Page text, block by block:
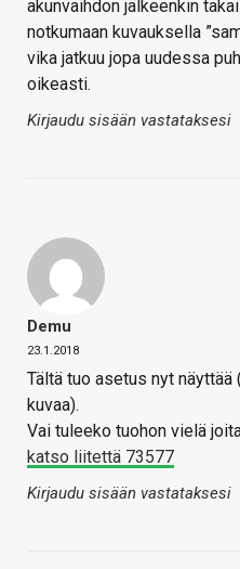
akunvaihdon jälkeenkin
notkumaan kuvauksella
vika jatkuu jopa uudessa
oikeasti.
Kirjaudu sisään vastataksesi
Demu
23.1.2018
Tältä tuo asetus nyt
kuvaa).
Vai tuleeko tuohon vielä
katso liitettä 73577
Kirjaudu sisään vastataksesi